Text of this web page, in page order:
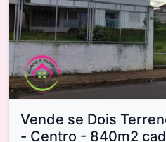
Vende se Dois
- Centro - 840m2